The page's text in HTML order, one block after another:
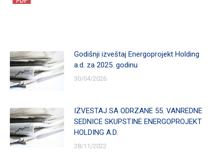
Godišnji izveštaj Energoprojekt Holding
a.d. za 2025. godinu
30/04/2026
IZVESTAJ SA ODRZANE 55. VANREDNE
SEDNICE SKUPSTINE ENERGOPROJEKT
HOLDING A.D.
28/11/2022